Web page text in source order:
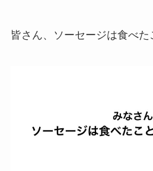
皆さん、ソーセージは食べた